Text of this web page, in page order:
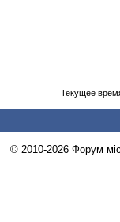
Текущее
© 2010-2026 Форум